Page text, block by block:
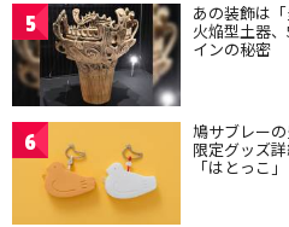
5 あの装飾は
火焔型土器
インの秘密
6 鳩サブレーの
限定グッズ
「はとっこ」